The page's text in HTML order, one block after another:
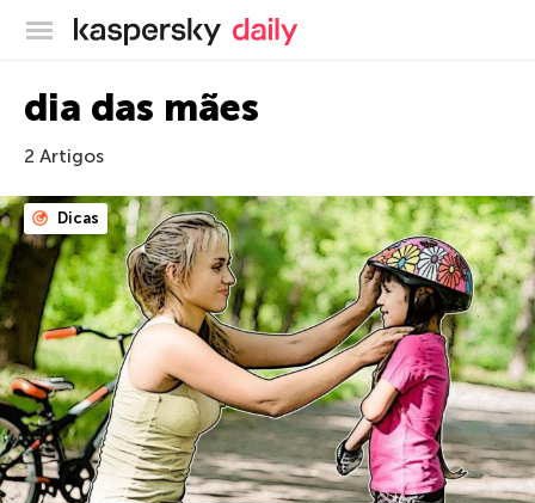
Blog oficial da Kaspersky
dia das mães
2 Artigos
Dicas